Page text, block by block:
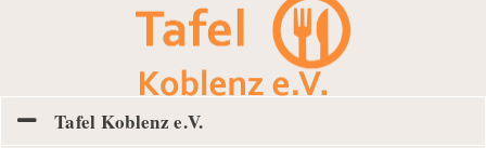
Tafel Koblenz e.V.